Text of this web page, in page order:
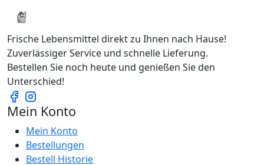
Frische Lebensmittel direkt zu Ihnen nach Hause!
Zuverlässiger Service und schnelle Lieferung.
Bestellen Sie noch heute und genießen Sie den
Unterschied!
Mein Konto
Mein Konto
Bestellungen
Bestell Historie